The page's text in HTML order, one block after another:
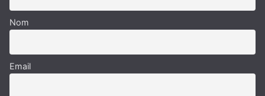
Nom
Email